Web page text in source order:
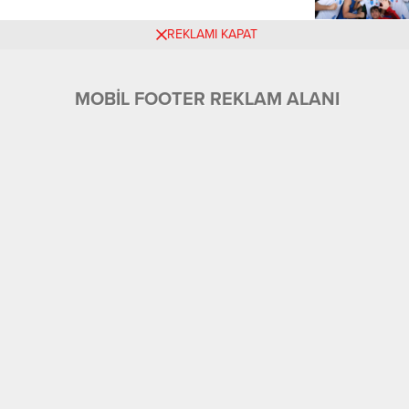
REKLAMI KAPAT
MOBİL FOOTER REKLAM ALANI